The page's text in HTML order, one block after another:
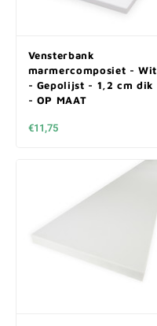
Vensterbank
marmercomposiet - Wit
- Gepolijst - 1,2 cm dik
- OP MAAT
€11,75